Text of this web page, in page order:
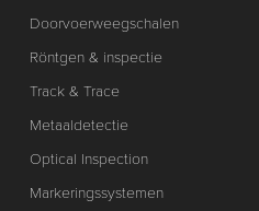
Doorvoerweegschalen
Röntgen & inspectie
Track & Trace
Metaaldetectie
Optical Inspection
Markeringssystemen